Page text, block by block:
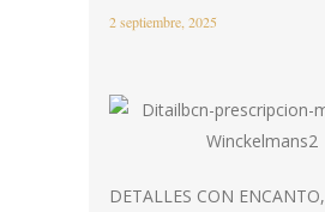
2 septiembre, 2025
DETALLES CON ENCANTO,